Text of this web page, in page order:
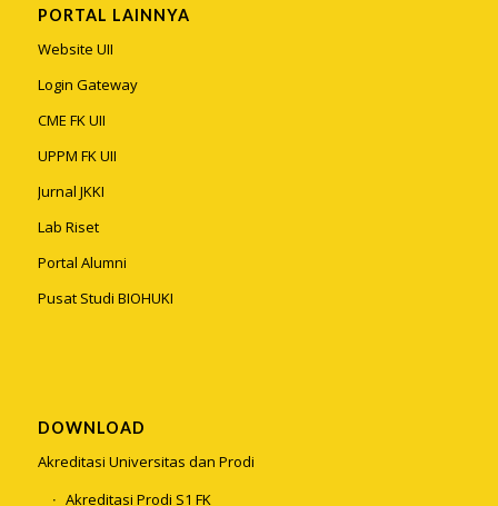
PORTAL LAINNYA
Website UII
Login Gateway
CME FK UII
UPPM FK UII
Jurnal JKKI
Lab Riset
Portal Alumni
Pusat Studi BIOHUKI
DOWNLOAD
Akreditasi Universitas dan Prodi
Akreditasi Prodi S1 FK